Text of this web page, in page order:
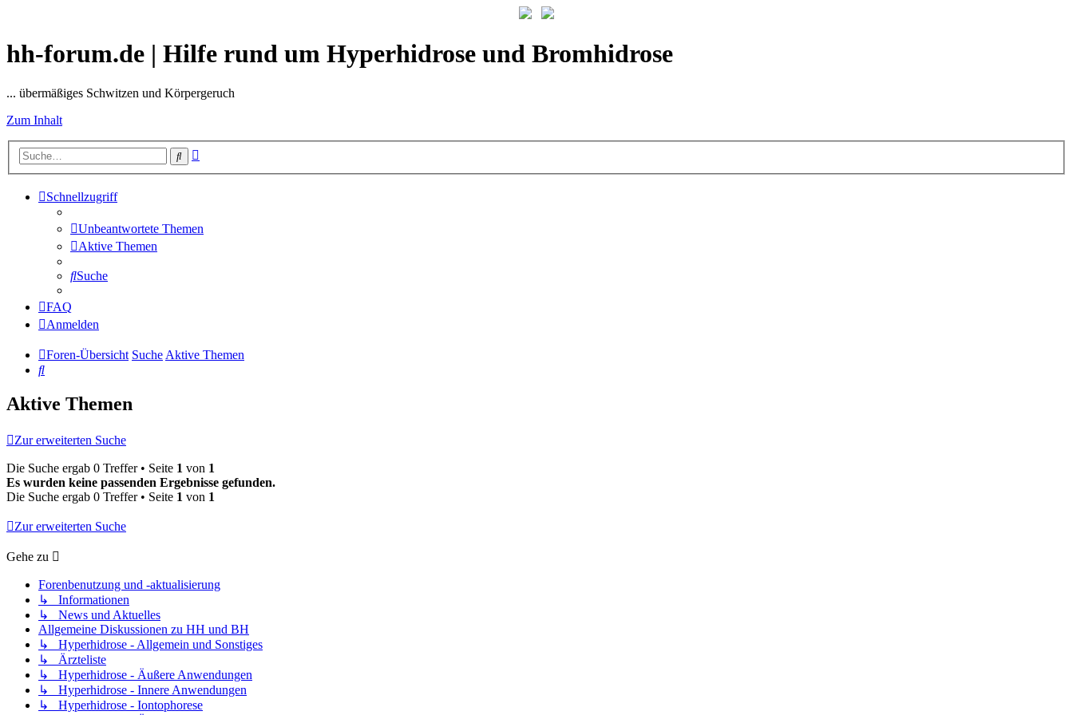
hh-forum.de | Hilfe rund um Hyperhidrose und Bromhidrose
... übermäßiges Schwitzen und Körpergeruch
Zum Inhalt
Suche
Schnellzugriff
Unbeantwortete Themen
Aktive Themen
Suche
FAQ
Anmelden
Foren-Übersicht SucheAktive Themen
Suche
Aktive Themen
Zur erweiterten Suche
Die Suche ergab 0 Treffer • Seite 1 von 1
Es wurden keine passenden Ergebnisse gefunden.
Die Suche ergab 0 Treffer • Seite 1 von 1
Zur erweiterten Suche
Gehe zu
Forenbenutzung und -aktualisierung
↳ Informationen
↳ News und Aktuelles
Allgemeine Diskussionen zu HH und BH
↳ Hyperhidrose - Allgemein und Sonstiges
↳ Ärzteliste
↳ Hyperhidrose - Äußere Anwendungen
↳ Hyperhidrose - Innere Anwendungen
↳ Hyperhidrose - Iontophorese